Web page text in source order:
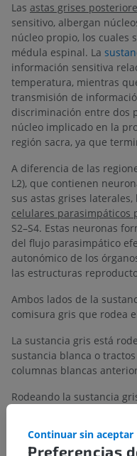
Las astas grises
sensitivo, albergan
núcleo propio, los cuales
médula espinal. La
información sensitiva
temperatura, mientras
transmisión de
discriminación entre dos
núcleo implicado en la
región sacra, ya que
A diferencia de las
L2), que contienen
sus astas grises
celulares parasimpáticos
S2–S4. Estas neuronas
del flujo parasimpático
autonómico de los
las estructuras
Ambos lados de la
comisura gris que rodea
La sustancia gris está
sustancia blanca o
columnas blancas
Rodeando la sustancia
la médula sacra son
Preferencias
Continuar sin aceptar